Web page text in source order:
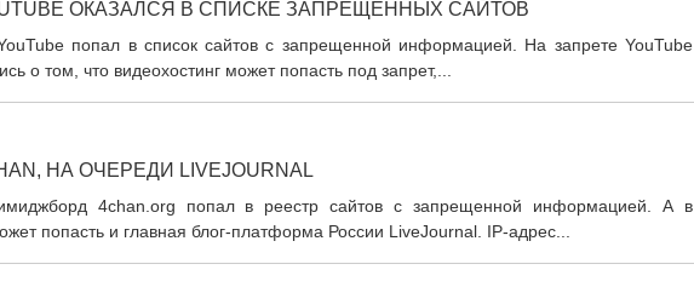
ОКАЗАЛСЯ В СПИСКЕ ЗАПРЕЩЕННЫХ САЙТОВ
попал в список сайтов с запрещенной информацией. На запрете YouTube
о том, что видеохостинг может попасть под запрет,...
НА ОЧЕРЕДИ LIVEJOURNAL
4chan.org попал в реестр сайтов с запрещенной информацией. А в
попасть и главная блог-платформа России LiveJournal. IP-адрес...